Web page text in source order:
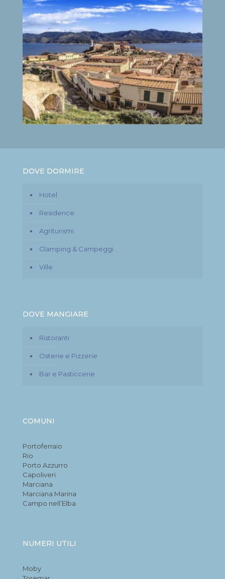
DOVE DORMIRE
Hotel
Residence
Agriturismi
Glamping & Campeggi
Ville
DOVE MANGIARE
Ristoranti
Osterie e Pizzerie
Bar e Pasticcerie
COMUNI
Portoferraio
Rio
Porto Azzurro
Capoliveri
Marciana
Marciana Marina
Campo nell’Elba
NUMERI UTILI
Moby